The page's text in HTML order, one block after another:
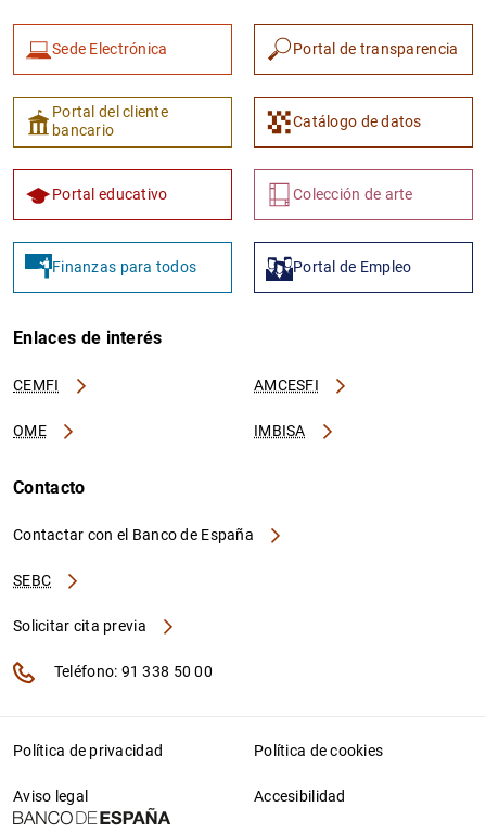
Sede Electrónica Portal de transparencia
Portal del cliente
bancario
Catálogo de datos
Portal educativo Colección de arte
Finanzas para todos Portal de Empleo
Enlaces de interés
CEMFI AMCESFI
OME IMBISA
Contacto
Contactar con el Banco de España
SEBC
Solicitar cita previa
Teléfono: 91 338 50 00
Política de privacidad Política de cookies
Aviso legal Accesibilidad